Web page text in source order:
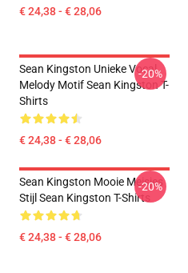
€ 24,38 - € 28,06
Sean Kingston Unieke Vocal
Melody Motif Sean Kingston T-
Shirts
€ 24,38 - € 28,06
-20%
Sean Kingston Mooie Meisjes
Stijl Sean Kingston T-Shirts
€ 24,38 - € 28,06
-20%